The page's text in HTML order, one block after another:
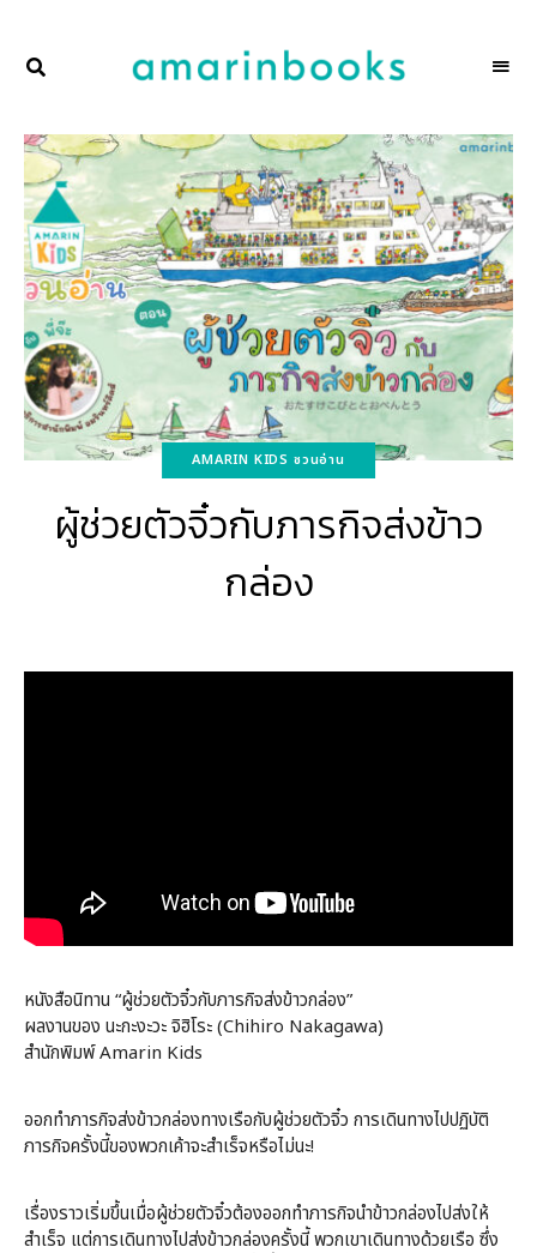
ผู้คน
และ
อ่าน
โดย
amarinbooks
AMARIN KIDS ชวนอ่าน
ผู้ช่วยตัวจิ๋วกับภารกิจส่งข้าว
กล่อง
หนังสือนิทาน “ผู้ช่วยตัวจิ๋วกับภารกิจส่งข้าวกล่อง”
ผลงานของ นะกะงะวะ จิฮิโระ (Chihiro Nakagawa)
สำนักพิมพ์ Amarin Kids
ออกทำภารกิจส่งข้าวกล่องทางเรือกับผู้ช่วยตัวจิ๋ว การเดินทางไปปฏิบัติ
ภารกิจครั้งนี้ของพวกเค้าจะสำเร็จหรือไม่นะ!
เรื่องราวเริ่มขึ้นเมื่อผู้ช่วยตัวจิ๋วต้องออกทำภารกิจนำข้าวกล่องไปส่งให้
สำเร็จ แต่การเดินทางไปส่งข้าวกล่องครั้งนี้ พวกเขาเดินทางด้วยเรือ ซึ่ง